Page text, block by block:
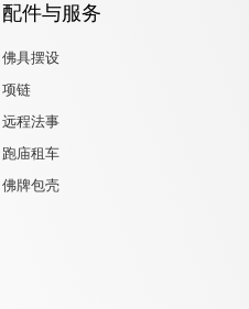
配件与服务
佛具摆设
项链
远程法事
跑庙租车
佛牌包壳